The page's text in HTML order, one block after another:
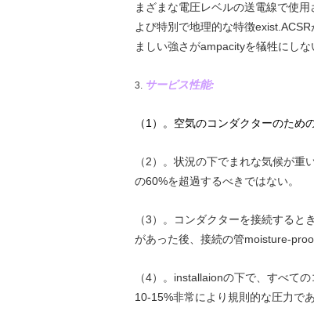
まざまな電圧レベルの送電線で使
よび特別で地理的な特徴
ましい強さがampacityを犠牲にし
3. サービス性能:
（1）。空気のコンダクターのため
（2）。状況の下でまれな気候が
の60%を超過するべきではない。
（3）。コンダクターを接続する
があった後、接続の管moisture-
（4）。installaionの下で、すべて
10-15%非常により規則的な圧力で